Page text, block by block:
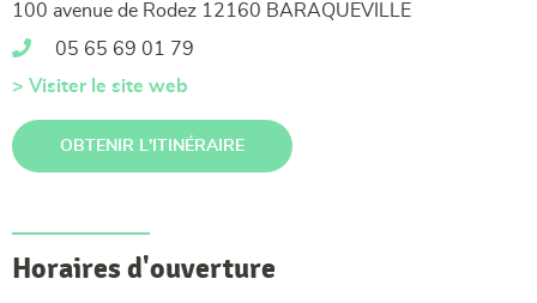
100 avenue de Rodez 12160 BARAQUEVILLE
05 65 69 01 79
> Visiter le site web
OBTENIR L'ITINÉRAIRE
Horaires d'ouverture